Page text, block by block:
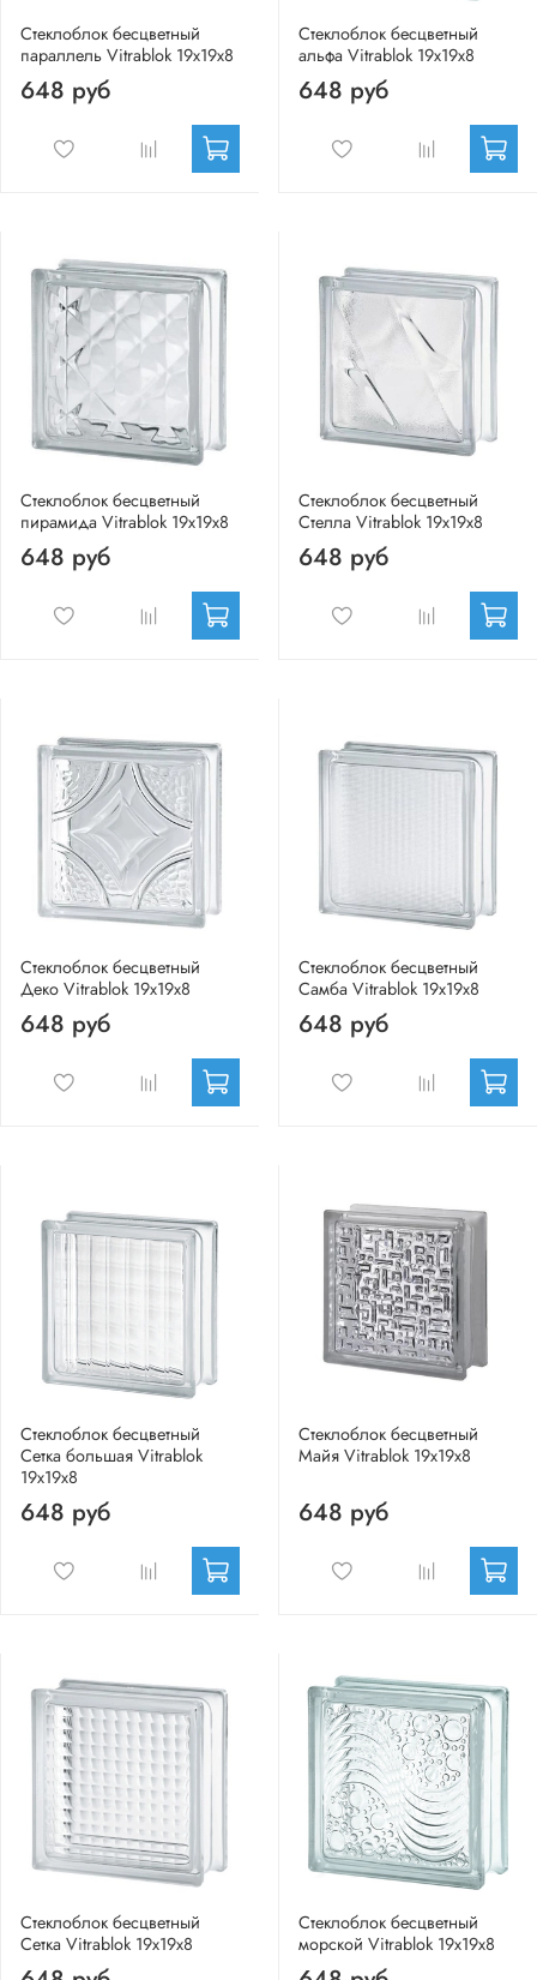
Стеклоблок бесцветный
параллель Vitrablok 19х19х8
648 руб
Стеклоблок бесцветный
альфа Vitrablok 19х19х8
648 руб
Стеклоблок бесцветный
пирамида Vitrablok 19х19х8
648 руб
Стеклоблок бесцветный
Стелла Vitrablok 19х19х8
648 руб
Стеклоблок бесцветный
Деко Vitrablok 19х19х8
648 руб
Стеклоблок бесцветный
Самба Vitrablok 19х19х8
648 руб
Стеклоблок бесцветный
Сетка большая Vitrablok
19х19х8
648 руб
Стеклоблок бесцветный
Майя Vitrablok 19х19х8
648 руб
Стеклоблок бесцветный
Сетка Vitrablok 19х19х8
Стеклоблок бесцветный
морской Vitrablok 19х19х8